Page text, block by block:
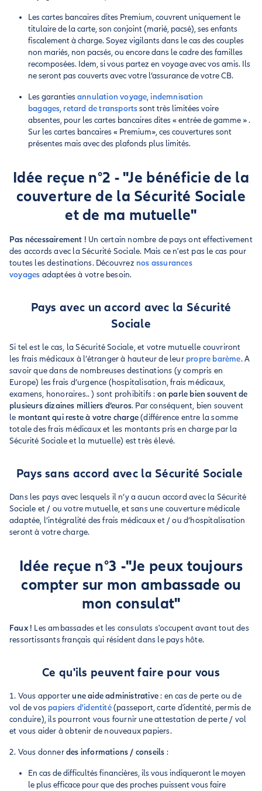
Les cartes bancaires dites Premium, couvrent uniquement le
titulaire de la carte, son conjoint (marié, pacsé), ses enfants
fiscalement à charge. Soyez vigilants dans le cas des couples
non mariés, non pacsés, ou encore dans le cadre des familles
recomposées. Idem, si vous partez en voyage avec vos amis. Ils
ne seront pas couverts avec votre l’assurance de votre CB.
Les garantiesannulation voyage,indemnisation
bagages, retard de transportssont très limitées voire
absentes, pour les cartes bancaires dites « entrée de gamme » .
Sur les cartes bancaires « Premium», ces couvertures sont
présentes mais avecdes plafonds plus limités.
Idée reçue n°2 - "Je bénéficie de la
couverture de la Sécurité Sociale
et de ma mutuelle"
Pas nécessairement ! Un certain nombre de pays ont effectivement
des accords avec la Sécurité Sociale. Mais ce n'est pas le cas pour
toutes les destinations. Découvrez nos assurances
voyages adaptées à votre besoin.
Pays avec un accord avec la Sécurité
Sociale
Si tel est le cas, la Sécurité Sociale, et votre mutuelle couvriront
les frais médicaux à l’étranger à hauteur de leur propre barème. A
savoir que dans de nombreuses destinations (y compris en
Europe) les frais d’urgence (hospitalisation, frais médicaux,
examens, honoraires.. ) sont prohibitifs : on parle bien souvent de
plusieurs dizaines milliers d’euros. Par conséquent, bien souvent
le montant qui reste à votre charge(différence entre la somme
totale des frais médicaux et les montants pris en charge par la
Sécurité Sociale et la mutuelle) est très élevé.
Pays sans accord avec la Sécurité Sociale
Dans les pays avec lesquels il n’y a aucun accord avec la Sécurité
Sociale et / ou votre mutuelle, et sans une couverture médicale
adaptée, l’intégralité des frais médicaux et / ou d’hospitalisation
seront à votre charge.
Idée reçue n°3 -"Je peux toujours
compter sur mon ambassade ou
mon consulat"
Faux ! Les ambassades et les consulats s'occupent avant tout des
ressortissants français qui résident dans le pays hôte.
Ce qu'ils peuvent faire pour vous
1. Vous apporterune aide administrative: en cas de perte ou de
vol de vos papiers d'identité(passeport, carte d'identité, permis de
conduire), ils pourront vous fournir une attestation de perte / vol
et vous aider à obtenir de nouveaux papiers.
2. Vous donnerdes informations / conseils :
En cas de difficultés financières, ils vous indiqueront le moyen
le plus efficace pour que des proches puissent vous faire